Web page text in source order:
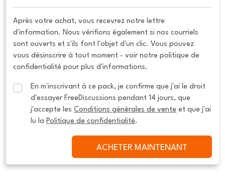
Après votre achat, vous recevrez notre lettre
d'information. Nous vérifions également si nos courriels
sont ouverts et s'ils font l'objet d'un clic. Vous pouvez
vous désinscrire à tout moment - voir notre politique de
confidentialité pour plus d'informations.
En m'inscrivant à ce pack, je confirme que j'ai le droit
d'essayer FreeDiscussions pendant 14 jours, que
j'accepte les Conditions générales de vente et que j'ai
lu la Politique de confidentialité.
ACHETER MAINTENANT